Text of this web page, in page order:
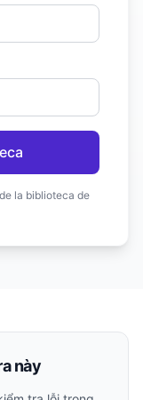
la biblioteca de
này